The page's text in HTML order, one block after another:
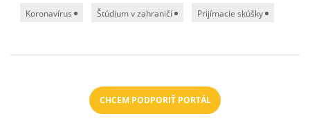
Koronavírus Štúdium v zahraničí Prijímacie skúšky
CHCEM PODPORIŤ PORTÁL